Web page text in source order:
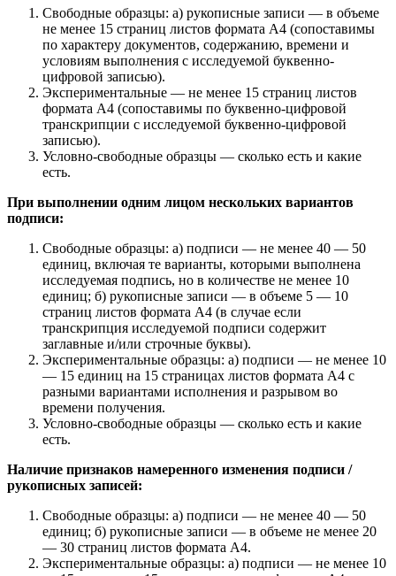
Свободные образцы: а) рукописные записи — в объеме
не менее 15 страниц листов формата А4 (сопоставимы
по характеру документов, содержанию, времени и
условиям выполнения с исследуемой буквенно-
цифровой записью).
Экспериментальные — не менее 15 страниц листов
формата А4 (сопоставимы по буквенно-цифровой
транскрипции с исследуемой буквенно-цифровой
записью).
Условно-свободные образцы — сколько есть и какие
есть.
При выполнении одним лицом нескольких вариантов
подписи:
Свободные образцы: а) подписи — не менее 40 — 50
единиц, включая те варианты, которыми выполнена
исследуемая подпись, но в количестве не менее 10
единиц; б) рукописные записи — в объеме 5 — 10
страниц листов формата А4 (в случае если
транскрипция исследуемой подписи содержит
заглавные и/или строчные буквы).
Экспериментальные образцы: а) подписи — не менее 10
— 15 единиц на 15 страницах листов формата А4 с
разными вариантами исполнения и разрывом во
времени получения.
Условно-свободные образцы — сколько есть и какие
есть.
Наличие признаков намеренного изменения подписи /
рукописных записей:
Свободные образцы: а) подписи — не менее 40 — 50
единиц; б) рукописные записи — в объеме не менее 20
— 30 страниц листов формата А4.
Экспериментальные образцы: а) подписи — не менее 10